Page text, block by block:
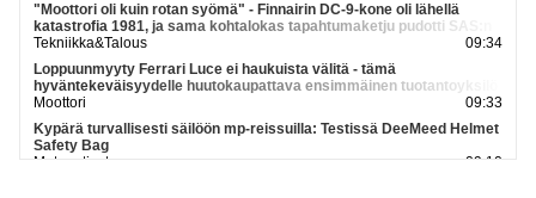
"Moottori oli kuin rotan syömä" - Finnairin DC-9-kone oli lähellä
katastrofia 1981, ja sama kohtalokas tapahtumaketju pudotti SAS:n
matkustajakoneen 10 vuotta myöhemmin
Tekniikka&Talous
09:34
Loppuunmyyty Ferrari Luce ei haukuista välitä - tämä
hyväntekeväisyydelle huutokaupattava ensimmäinen tuotantoyksilö
onkin vähään aikaan ainoa tilaisuus ostaa se
Moottori
09:33
Kypärä turvallisesti säilöön mp-reissuilla: Testissä DeeMeed Helmet
Safety Bag
Motouutiset
09:10